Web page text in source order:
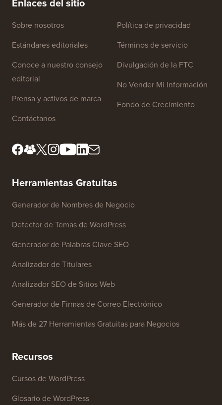
Enlaces del sitio
Sobre nosotros
Estándares editoriales
Conoce a nuestro consejo
editorial
Prensa y activos de marca
Contáctanos
Política de privacidad
Términos de servicio
Divulgación de la FTC
No Vender Mi Información
Fondo de Crecimiento
Herramientas Gratuitas
Generador de Nombres de Negocio
Detector de Temas de WordPress
Generador de Palabras Clave SEO
Analizador de Titulares
Analizador SEO de Sitios Web
Generador de Firmas de Correo Electrónico
Más de 27 Herramientas Gratuitas para Negocios
Recursos
Cursos de WordPress
Glosario de WordPress